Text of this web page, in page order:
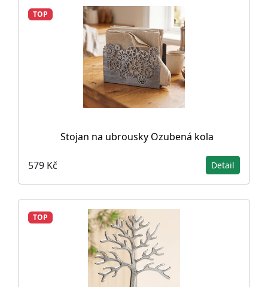
TOP
Stojan na ubrousky Ozubená kola
579 Kč Detail
TOP